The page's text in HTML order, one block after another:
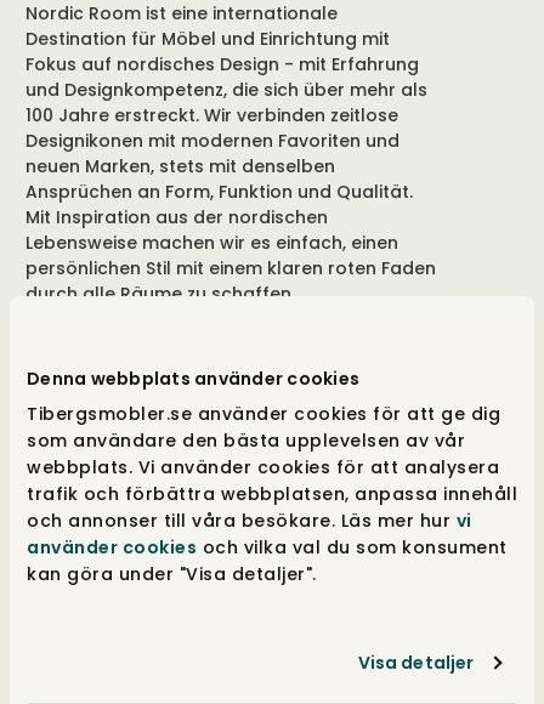
Denna webbplats använder cookies
Tibergsmobler.se använder cookies för att ge dig
som användare den bästa upplevelsen av vår
webbplats. Vi använder cookies för att analysera
trafik och förbättra webbplatsen, anpassa innehåll
och annonser till våra besökare. Läs mer hur vi
använder cookies och vilka val du som konsument
kan göra under "Visa detaljer".
Visa detaljer
Nordic Room ist eine internationale
Destination für Möbel und Einrichtung mit
Fokus auf nordisches Design - mit Erfahrung
und Designkompetenz, die sich über mehr als
100 Jahre erstreckt. Wir verbinden zeitlose
Designikonen mit modernen Favoriten und
neuen Marken, stets mit denselben
Ansprüchen an Form, Funktion und Qualität.
Mit Inspiration aus der nordischen
Lebensweise machen wir es einfach, einen
persönlichen Stil mit einem klaren roten Faden
durch alle Räume zu schaffen.
Kundenservice
Inspiration
Marken